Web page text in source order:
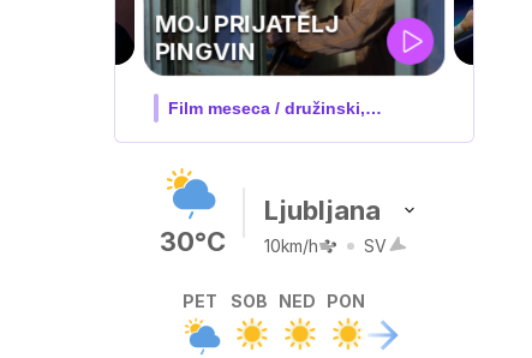
UEFA
SUPERPOKAL
V živo na VOYO: sreda ob 20.30
30°C
Ljubljana
10km/h SV
PET SOB NED PON